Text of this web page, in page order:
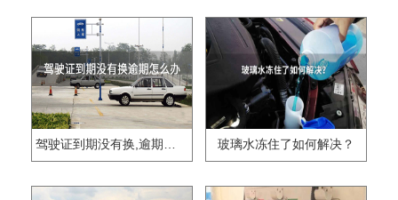
驾驶证到期没有换,逾期怎么办?? 玻璃水冻住了如何解决？